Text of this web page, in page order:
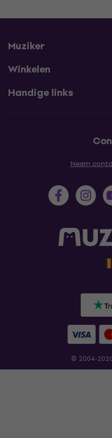
Muziker
Winkelen
Handige links
Neem
© 2004-